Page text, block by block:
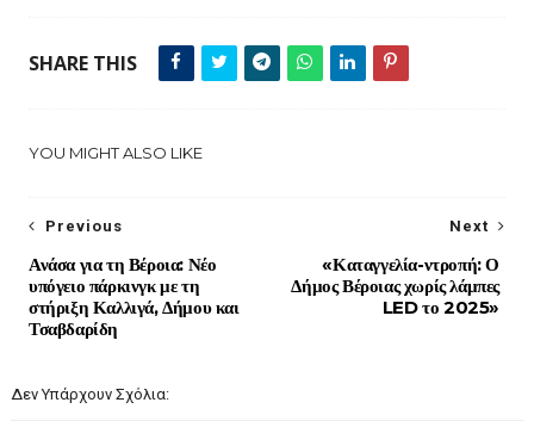
SHARE THIS
YOU MIGHT ALSO LIKE
Next
«Καταγγελία-ντροπή: Ο
Δήμος Βέροιας χωρίς λάμπες
LED το 2025»
Previous
Ανάσα για τη Βέροια: Νέο
υπόγειο πάρκινγκ με τη
στήριξη Καλλιγά, Δήμου και
Τσαβδαρίδη
Δεν Υπάρχουν Σχόλια: